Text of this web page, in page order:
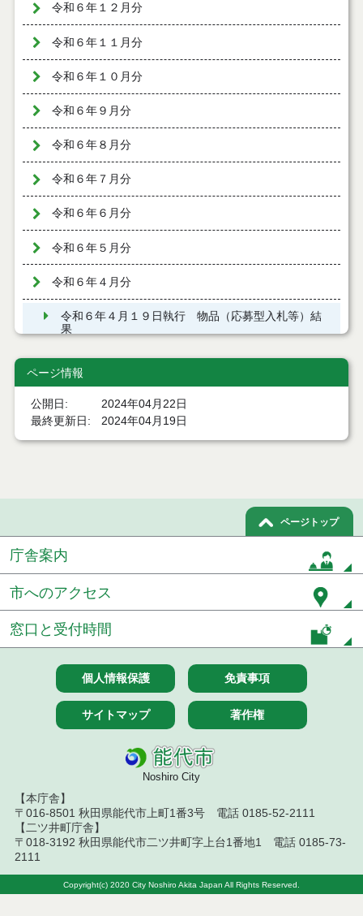
令和６年１２月分
令和６年１１月分
令和６年１０月分
令和６年９月分
令和６年８月分
令和６年７月分
令和６年６月分
令和６年５月分
令和６年４月分
令和６年４月１９日執行 物品（応募型入札等）結
果
果
令和６年４月５日執行 物品（応募型入札等）結果
令和６年３月分
令和５年１２月分
令和５年９月分
令和５年８月分
令和５年７月分
令和５年６月分
令和５年４月分
令和５年２月分
ページ情報
公開日
2024年04月22日
最終更新日
2024年04月19日
ページトップ
庁舎案内
市へのアクセス
窓口と受付時間
個人情報保護 免責事項
サイトマップ 著作権
Noshiro City
【本庁舎】
〒016-8501 秋田県能代市上町1番3号 電話 0185-52-2111
【二ツ井町庁舎】
〒018-3192 秋田県能代市二ツ井町字上台1番地1 電話 0185-73-
2111
Copyright(c) 2020 City Noshiro Akita Japan All Rights Reserved.